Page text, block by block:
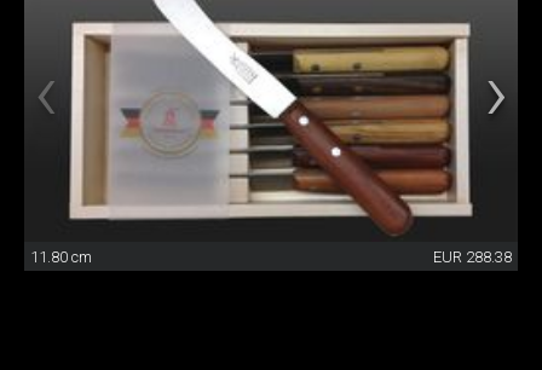
11.80 cm EUR 288.38